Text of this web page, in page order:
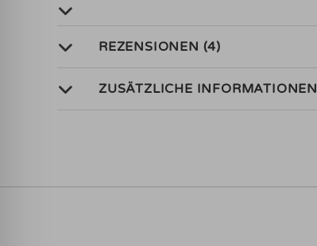
REZENSIONEN (4)
ZUSÄTZLICHE INFORMATIONEN